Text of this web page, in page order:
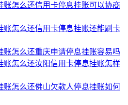
账怎么还信用卡停息挂账可以协商
账怎么还信用卡停息挂账还能刷卡
账怎么还重庆申请停息挂账容易吗
账怎么还汝阳信用卡停息挂账怎样
账怎么还佛山欠款人停息挂账如何